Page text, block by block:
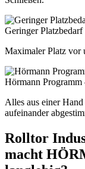
Geringer Platzbedarf
Maximaler Platz vor
Hörmann Programm
Alles aus einer
aufeinander
Rolltor
macht